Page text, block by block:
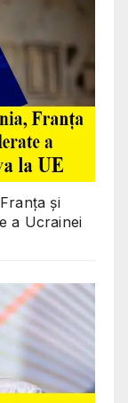
și
a Ucrainei